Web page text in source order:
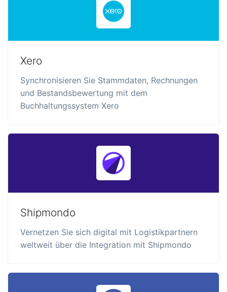
Xero
Synchronisieren Sie Stammdaten, Rechnungen
und Bestandsbewertung mit dem
Buchhaltungssystem Xero
Shipmondo
Vernetzen Sie sich digital mit Logistikpartnern
weltweit über die Integration mit Shipmondo